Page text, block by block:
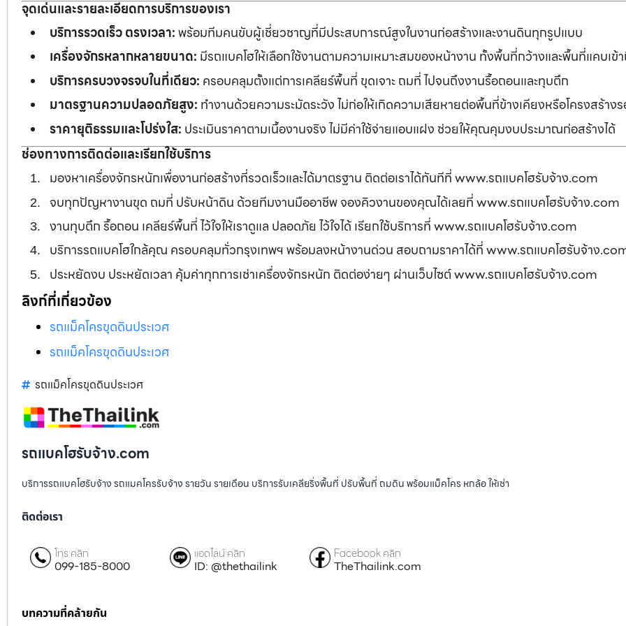
จุดเด่นและรายละเอียดการบริการของเรา
บริการรวดเร็ว ตรงเวลา:พร้อมทีมคนขับผู้เชี่ยวชาญที่มีประสบการณ์สูงในงานก่อสร้างและงานดินทุกรูปแบบ
เครื่องจักรหลากหลายขนาด: มีรถแบคโฮให้เลือกใช้งานตามความเหมาะสมของหน้างาน ทั้งพื้นที่กว้างและพื้นที่แคบเข้
บริการครบวงจรจบในที่เดียว: ครอบคลุมตั้งแต่การเคลียร์พื้นที่ ขุดเจาะ ถมที่ ไปจนถึงงานรื้อถอนและทุบตึก
มาตรฐานความปลอดภัยสูง: ทำงานด้วยความระมัดระวัง ไม่ก่อให้เกิดความเสียหายต่อพื้นที่ข้างเคียงหรือโครงสร้าง
ราคายุติธรรมและโปร่งใส: ประเมินราคาตามเนื้องานจริง ไม่มีค่าใช้จ่ายแอบแฝง ช่วยให้คุณคุมงบประมาณก่อสร้างได้
ช่องทางการติดต่อและเรียกใช้บริการ
มองหาเครื่องจักรหนักเพื่องานก่อสร้างที่รวดเร็วและได้มาตรฐาน ติดต่อเราได้ทันทีที่ www.รถแบคโฮรับจ้าง.com
จบทุกปัญหางานขุด ถมที่ ปรับหน้าดิน ด้วยทีมงานมืออาชีพ จองคิวงานของคุณได้เลยที่ www.รถแบคโฮรับจ้าง.com
งานทุบตึก รื้อถอน เคลียร์พื้นที่ ไว้ใจให้เราดูแล ปลอดภัย ไว้ใจได้ เรียกใช้บริการที่ www.รถแบคโฮรับจ้าง.com
บริการรถแบคโฮใกล้คุณ ครอบคลุมทั่วกรุงเทพฯ พร้อมลงหน้างานด่วน สอบถามราคาได้ที่ www.รถแบคโฮรับจ้าง
ประหยัดงบ ประหยัดเวลา คุ้มค่าทุกการเช่าเครื่องจักรหนัก ติดต่อง่ายๆ ผ่านเว็บไซต์ www.รถแบคโฮรับจ้าง.com
ลิงก์ที่เกี่ยวข้อง
รถแม็คโครขุดดินประเวศ
รถแม็คโครขุดดินประเวศ
รถแม็คโครขุดดินประเวศ
รถแบคโฮรับจ้าง.com
บริการรถแบคโฮรับจ้าง รถแมคโครรับจ้าง รายวัน รายเดือน บริการรับเคลียริ่งพื้นที่ ปรับพื้นที่ ถมดิน พร้อมแม็คโคร หกล้อ ให้เช่า
ติดต่อเรา
โทร คลิก
099-185-8000
แอดไลน์ คลิก
ID: @thethailink
Facebook คลิก
TheThailink.com
บทความที่คล้ายกัน